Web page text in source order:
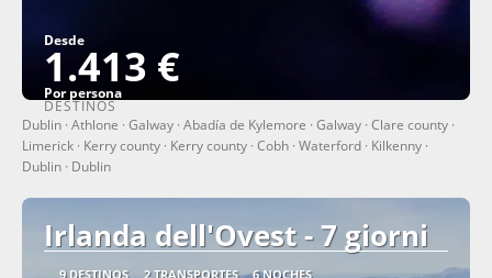
Desde
1.413 €
Por persona
Ver
DESTINOS
Dublin · Athlone · Galway · Abadía de Kylemore · Galway · Clare county ·
Limerick · Kerry county · Kerry county · Cobh · Waterford · Kilkenny ·
Dublin · Dublin
Irlanda dell'Ovest - 7 giorni
9 DESTINOS 2 TRANSPORTES 6 NOCHES